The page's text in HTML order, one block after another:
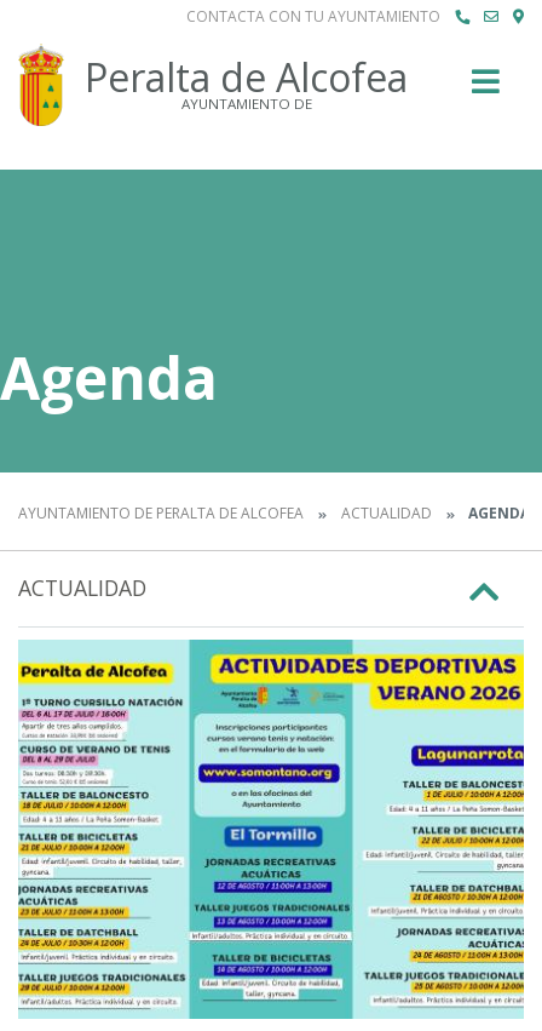
CONTACTA CON TU AYUNTAMIENTO
Peralta de Alcofea
AYUNTAMIENTO DE
Agenda
AYUNTAMIENTO DE PERALTA DE ALCOFEA ACTUALIDAD AGENDA
ACTUALIDAD